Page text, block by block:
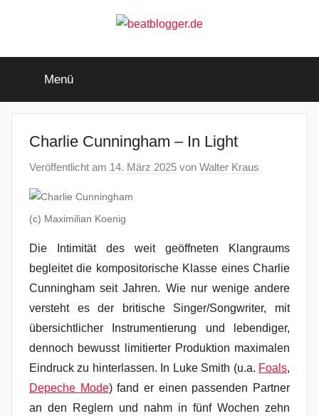
beatblogger.de
beat
goes
Menü
Charlie Cunningham – In Light
Veröffentlicht am 14. März 2025 von Walter Kraus
(c) Maximilian Koenig
Die Intimität des weit geöffneten Klangraums
begleitet die kompositorische Klasse eines Charlie
Cunningham seit Jahren. Wie nur wenige andere
versteht es der britische Singer/Songwriter, mit
übersichtlicher Instrumentierung und lebendiger,
dennoch bewusst limitierter Produktion maximalen
Eindruck zu hinterlassen. In Luke Smith (u.a. Foals,
Depeche Mode) fand er einen passenden Partner
an den Reglern und nahm in fünf Wochen zehn